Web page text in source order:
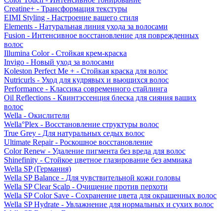
Creatine+ - Трансформация текстуры
EIMI Styling - Настроение вашего стиля
Elements - Натуральная линия ухода за волосами
Fusion - Интенсивное восстановление для поврежденных
волос
Illumina Color - Стойкая крем-краска
Invigo - Новый уход за волосами
Koleston Perfect Me + - Стойкая краска для волос
Nutricurls - Уход для кудрявых и вьющихся волос
Performance - Классика современного стайлинга
Oil Reflections - Квинтэссенция блеска для сияния ваших
волос
Wella - Окислители
Wella°Plex - Восстановление структуры волос
True Grey - Для натуральных седых волос
Ultimate Repair - Роскошное восстановление
Color Renew - Удаление пигмента без вреда для волос
Shinefinity - Стойкое цветное глазирование без аммиака
Wella SP (Германия)
Wella SP Balance - Для чувствительной кожи головы
Wella SP Clear Scalp - Очищение против перхоти
Wella SP Color Save - Сохранение цвета для окрашенных волос
Wella SP Hydrate - Увлажнение для нормальных и сухих волос